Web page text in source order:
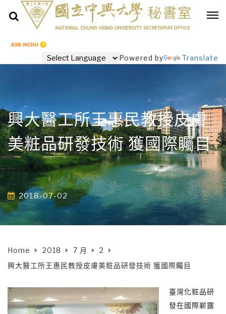
Powered by Translate
興大醫工所王惠民教授皮膚
美粧品研發技術 獲國際矚目
2018-07-02
Home 2018 7 月
2
興大醫工所王惠民教授皮膚美粧品研發技術 獲國際矚目
臺灣化粧品研
發在國際嶄露